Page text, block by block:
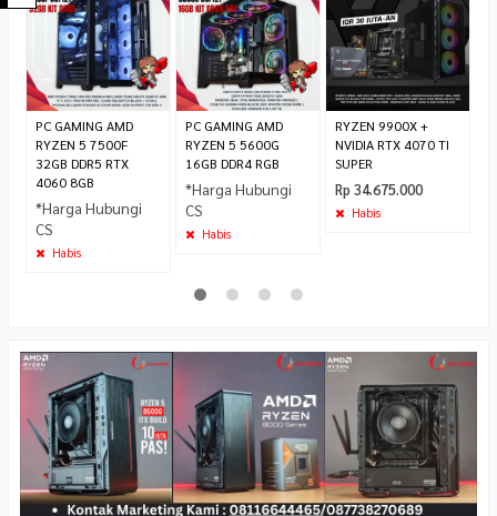
PC GAMING AMD
RYZEN 5 7500F
32GB DDR5 RTX
4060 8GB
*Harga Hubungi
CS
Habis
PC GAMING AMD
RYZEN 5 5600G
16GB DDR4 RGB
*Harga Hubungi
CS
Habis
RYZEN 9900X +
NVIDIA RTX 4070 TI
SUPER
Rp 34.675.000
Habis